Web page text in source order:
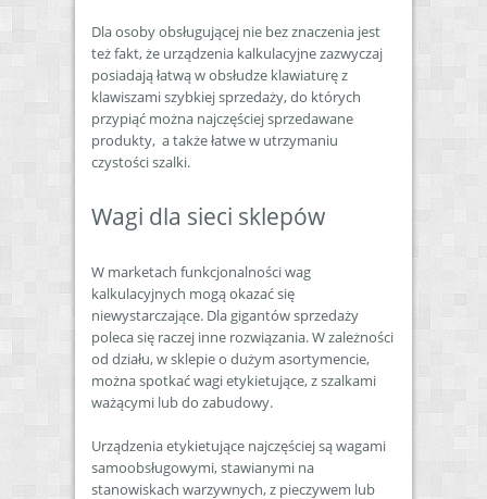
Dla osoby obsługującej nie bez znaczenia jest
też fakt, że urządzenia kalkulacyjne zazwyczaj
posiadają łatwą w obsłudze klawiaturę z
klawiszami szybkiej sprzedaży, do których
przypiąć można najczęściej sprzedawane
produkty, a także łatwe w utrzymaniu
czystości szalki.
Wagi dla sieci sklepów
W marketach funkcjonalności wag
kalkulacyjnych mogą okazać się
niewystarczające. Dla gigantów sprzedaży
poleca się raczej inne rozwiązania. W zależności
od działu, w sklepie o dużym asortymencie,
można spotkać wagi etykietujące, z szalkami
ważącymi lub do zabudowy.
Urządzenia etykietujące najczęściej są wagami
samoobsługowymi, stawianymi na
stanowiskach warzywnych, z pieczywem lub